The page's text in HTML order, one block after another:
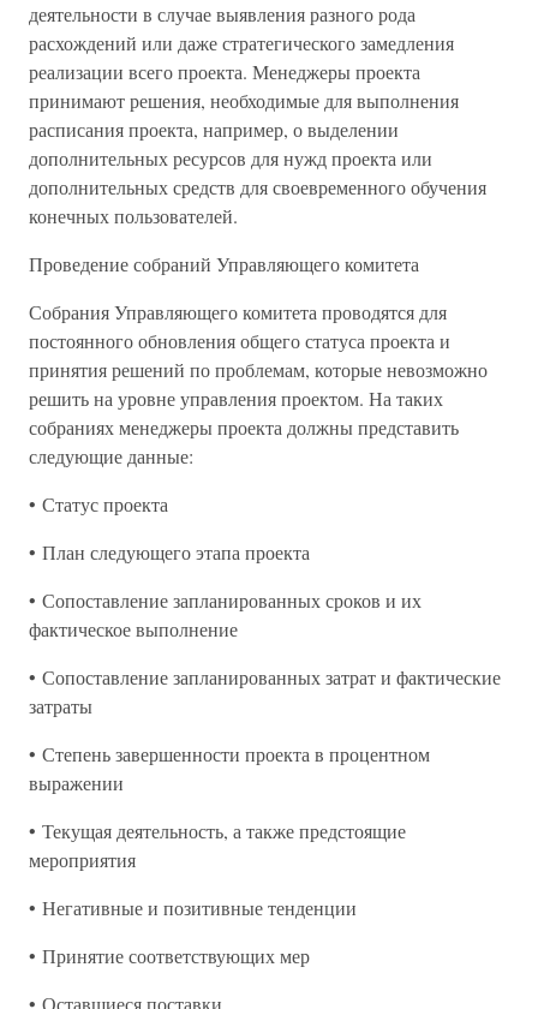
деятельности в случае выявления разного рода
расхождений или даже стратегического замедления
реализации всего проекта. Менеджеры проекта
принимают решения, необходимые для выполнения
расписания проекта, например, о выделении
дополнительных ресурсов для нужд проекта или
дополнительных средств для своевременного обучения
конечных пользователей.
Проведение собраний Управляющего комитета
Собрания Управляющего комитета проводятся для
постоянного обновления общего статуса проекта и
принятия решений по проблемам, которые невозможно
решить на уровне управления проектом. На таких
собраниях менеджеры проекта должны представить
следующие данные:
• Статус проекта
• План следующего этапа проекта
• Сопоставление запланированных сроков и их
фактическое выполнение
• Сопоставление запланированных затрат и фактические
затраты
• Степень завершенности проекта в процентном
выражении
• Текущая деятельность, а также предстоящие
мероприятия
• Негативные и позитивные тенденции
• Принятие соответствующих мер
• Оставшиеся поставки